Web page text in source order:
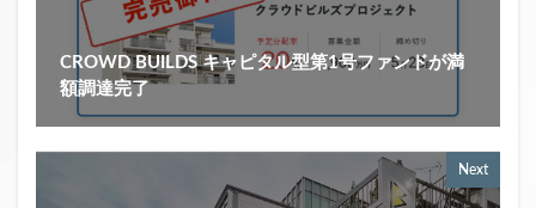
CROWD BUILDS キャピタル型第1号ファンドが満
額調達完了
Next